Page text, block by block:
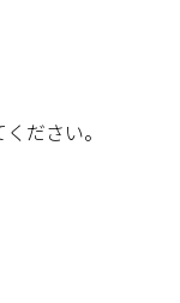
ださい。